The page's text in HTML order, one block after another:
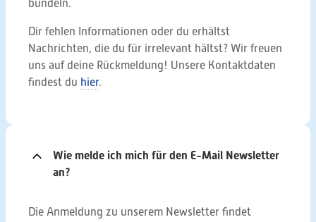
bündeln.
Dir fehlen Informationen oder du erhältst
Nachrichten, die du für irrelevant hältst? Wir freuen
uns auf deine Rückmeldung! Unsere Kontaktdaten
findest du hier.
Wie melde ich mich für den E-Mail Newsletter
an?
Die Anmeldung zu unserem Newsletter findet